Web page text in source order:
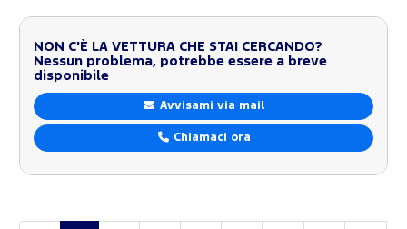
NON C'È LA VETTURA CHE STAI CERCANDO?
Nessun problema, potrebbe essere a breve
disponibile
Avvisami via mail
Chiamaci ora